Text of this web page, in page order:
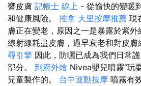
響皮膚 記帳士 線上 - 從愉快的變暖
和健康風險。 推拿 大里按摩推薦 現
膚正在變老，原因之一是暴露於紫外
線射線耗盡皮膚，過早衰老和對皮膚
尋引擎 因此，防曬已成為我們日常
部分。 到府外燴 Nivea嬰兒噴霧“玩
兒童製作的。 台中運動按摩 噴霧有